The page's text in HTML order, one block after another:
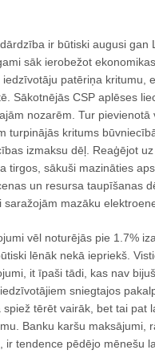
ir būtiski augusi
sāk ierobežot
iedzīvotāju patēriņa kritumu,
Sākotnējās CSP aplēses
nozarēm. Tur
turpinājās kritums
izmaksu dēļ. Reaģējot
tirgos, sākuši mazināties
un resursa taupīšanas
saražojām mazāku
vēl noturējās pie 1.7%
lēnāk nekā iepriekš.
it īpaši tādi, kas nav
sniegtajos
spiež tērēt vairāk, bet tai pat
Banku karšu maksājumi,
ir tendence pēdējo mēnešu